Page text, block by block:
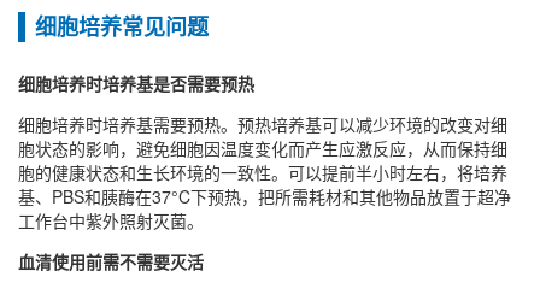
细胞培养常见问题
细胞培养时培养基是否需要预热
细胞培养时培养基需要预热‌。预热培养基可以减少环境的改变对细
胞状态的影响，避免细胞因温度变化而产生应激反应，从而保持细
胞的健康状态和生长环境的一致性‌。可以提前半小时左右，将培养
基、PBS和胰酶在37°C下预热，把所需耗材和其他物品放置于超净
工作台中紫外照射灭菌。
血清使用前需不需要灭活